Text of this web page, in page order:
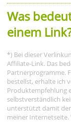
Was
einem
*) Bei dieser
Affiliate-Link. Das
Partnerprogramme.
bestellst, erhalte ich
Produktempfehlung
selbstverständlich
unterstützt damit
meiner Internetseite.